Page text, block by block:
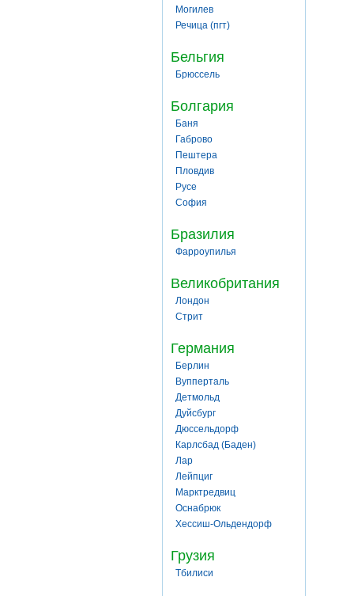
Могилев
Речица (пгт)
Бельгия
Брюссель
Болгария
Баня
Габрово
Пештера
Пловдив
Русе
София
Бразилия
Фарроупилья
Великобритания
Лондон
Стрит
Германия
Берлин
Вупперталь
Детмольд
Дуйсбург
Дюссельдорф
Карлсбад (Баден)
Лар
Лейпциг
Марктредвиц
Оснабрюк
Хессиш-Ольдендорф
Грузия
Тбилиси